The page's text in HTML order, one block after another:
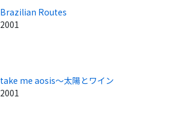
Brazilian Routes
2001
take me aosis～太陽とワイン
2001